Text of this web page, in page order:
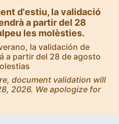
d'estiu, la validació
a partir del 28
les molèsties.
la validación de
a partir del 28 de agosto
document validation will
2026. We apologize for